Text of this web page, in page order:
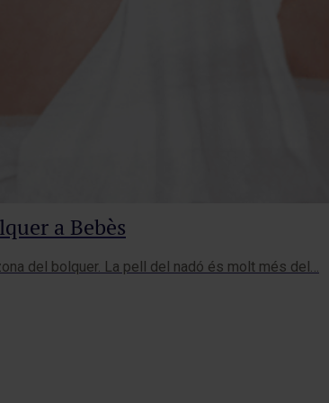
a Bebès
del bolquer. La pell del nadó és molt més del…